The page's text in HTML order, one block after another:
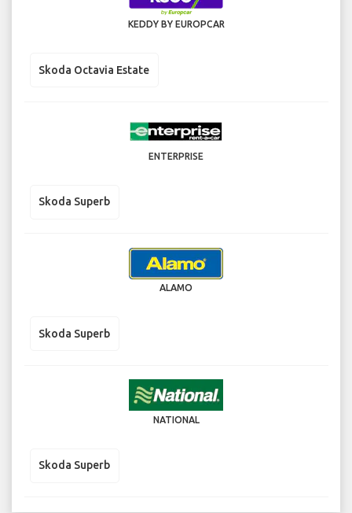
KEDDY BY EUROPCAR
Skoda Octavia Estate
ENTERPRISE
Skoda Superb
ALAMO
Skoda Superb
NATIONAL
Skoda Superb